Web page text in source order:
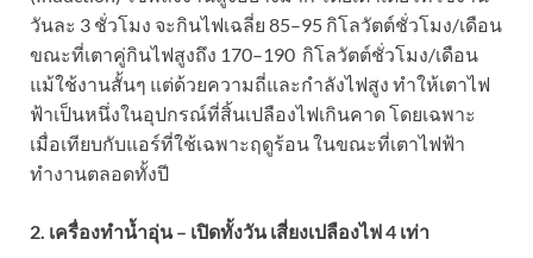
วันละ 3 ชั่วโมง จะกินไฟเฉลี่ย 85–95 กิโลวัตต์ชั่วโมง/เดือน
ขณะที่เตาคู่กินไฟสูงถึง 170–190 กิโลวัตต์ชั่วโมง/เดือน
แม้ใช้งานสั้นๆ แต่ด้วยความถี่และกำลังไฟสูง ทำให้เตาไฟ
ฟ้าเป็นหนึ่งในอุปกรณ์ที่สิ้นเปลืองไฟเกินคาด โดยเฉพาะ
เมื่อเทียบกับแอร์ที่ใช้เฉพาะฤดูร้อน ในขณะที่เตาไฟฟ้า
ทำงานตลอดทั้งปี
2. เครื่องทำน้ำอุ่น – เปิดทั้งวัน เสี่ยงเปลืองไฟ 4 เท่า